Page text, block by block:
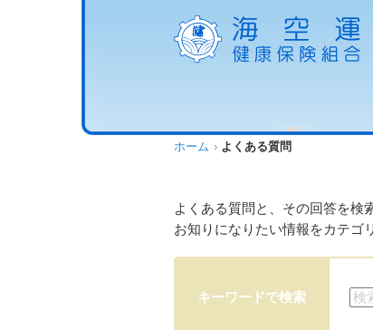
ホーム よくある質問
よくある質問と、その回答を検
お知りになりたい情報をカテゴ
キーワードで検索